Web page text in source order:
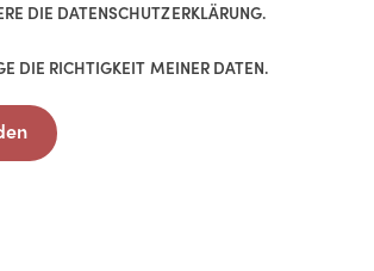
DIE DATENSCHUTZERKLÄRUNG.
DIE RICHTIGKEIT MEINER DATEN.